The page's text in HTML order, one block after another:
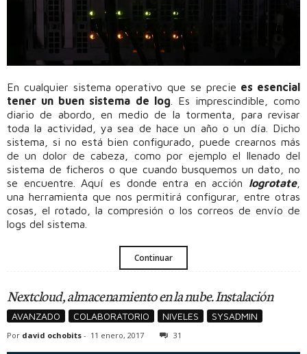
En cualquier sistema operativo que se precie es esencial
tener un buen sistema de log . Es imprescindible, como
diario de abordo, en medio de la tormenta, para revisar
toda la actividad, ya sea de hace un año o un día. Dicho
sistema, si no está bien configurado, puede crearnos más
de un dolor de cabeza, como por ejemplo el llenado del
sistema de ficheros o que cuando busquemos un dato, no
se encuentre. Aquí es donde entra en acción logrotate,
una herramienta que nos permitirá configurar, entre otras
cosas, el rotado, la compresión o los correos de envío de
logs del sistema.
Continuar
Nextcloud, almacenamiento en la nube. Instalación
AVANZADO COLABORATORIO NIVELES SYSADMIN
Por david ochobits - 11 enero, 2017 31